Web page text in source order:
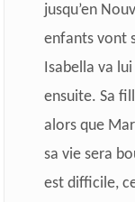
jusqu’en
enfants vont
Isabella va
ensuite. Sa
alors que
sa vie sera
est difficile,